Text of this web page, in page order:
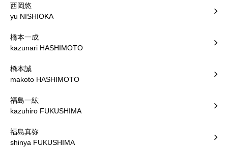
西岡悠
yu NISHIOKA
橋本一成
kazunari HASHIMOTO
橋本誠
makoto HASHIMOTO
福島一紘
kazuhiro FUKUSHIMA
福島真弥
shinya FUKUSHIMA